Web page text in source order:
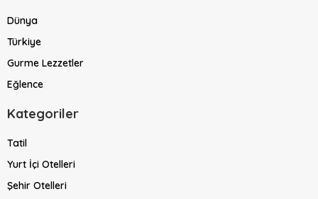
Dünya
Türkiye
Gurme Lezzetler
Eğlence
Kategoriler
Tatil
Yurt İçi Otelleri
Şehir Otelleri